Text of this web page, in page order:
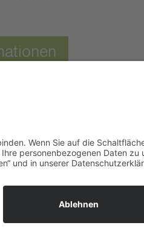
Impressum|Datenschutz|